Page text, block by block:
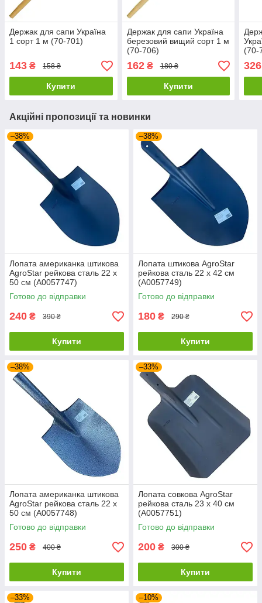
Держак для сапи Україна
1 сорт 1 м (70-701)
143 ₴ 158 ₴
Купити
Держак для сапи Україна
березовий вищий сорт 1 м
(70-706)
162₴ 180 ₴
Купити
(70-
326
Акційні пропозиції та новинки
–38%
Лопата американка штикова
AgroStar рейкова сталь 22 х
50 см (А0057747)
Готово до відправки
240 ₴ 390 ₴
Купити
–38%
Лопата штикова AgroStar
рейкова сталь 22 х 42 см
(А0057749)
Готово до відправки
180 ₴ 290 ₴
Купити
–38%
Лопата американка штикова
AgroStar рейкова сталь 22 х
50 см (А0057748)
Готово до відправки
250 ₴ 400 ₴
Купити
–33%
Лопата совкова AgroStar
рейкова сталь 23 х 40 см
(А0057751)
Готово до відправки
200 ₴ 300 ₴
Купити
–33% –10%